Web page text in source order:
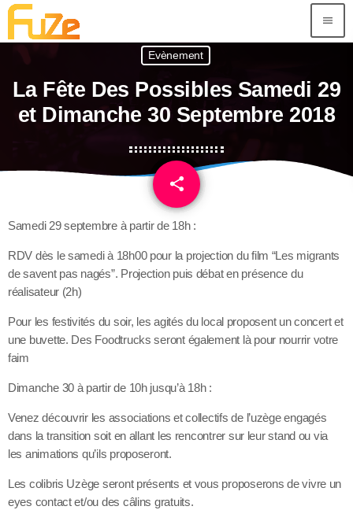
menu
Evènement
La Fête Des Possibles Samedi 29
et Dimanche 30 Septembre 2018
share
email
Samedi 29 septembre à partir de 18h :
RDV dès le samedi à 18h00 pour la projection du film “Les migrants
de savent pas nagés”. Projection puis débat en présence du
réalisateur (2h)
Pour les festivités du soir, les agités du local proposent un concert et
une buvette. Des Foodtrucks seront également là pour nourrir votre
faim
Dimanche 30 à partir de 10h jusqu’à 18h :
Venez découvrir les associations et collectifs de l’uzège engagés
dans la transition soit en allant les rencontrer sur leur stand ou via
les animations qu’ils proposeront.
Les colibris Uzège seront présents et vous proposerons de vivre un
eyes contact et/ou des câlins gratuits.